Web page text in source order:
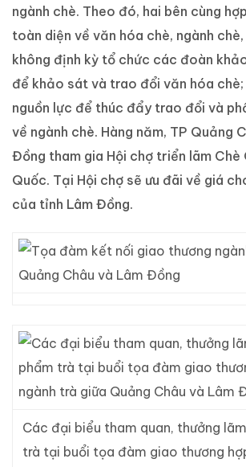
ngành chè. Theo đó, hai bên cùng
toàn diện về văn hóa chè, ngành
không định kỳ tổ chức các đoàn
để khảo sát và trao đổi văn hóa
nguồn lực để thúc đẩy trao đổi và
về ngành chè. Hàng năm, TP Quảng
Đồng tham gia Hội chợ triển lãm Chè
Quốc. Tại Hội chợ sẽ ưu đãi về giá
của tỉnh Lâm Đồng.
Các đại biểu tham quan, thưởng
trà tại buổi tọa đàm giao thương